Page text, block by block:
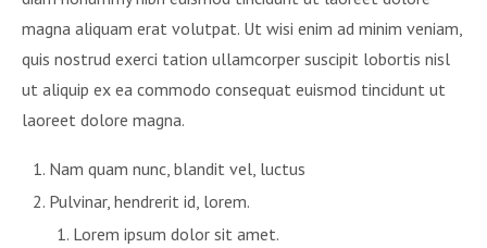
magna aliquam erat volutpat. Ut wisi enim ad minim veniam,
quis nostrud exerci tation ullamcorper suscipit lobortis nisl
ut aliquip ex ea commodo consequat euismod tincidunt ut
laoreet dolore magna.
Nam quam nunc, blandit vel, luctus
Pulvinar, hendrerit id, lorem.
Lorem ipsum dolor sit amet.